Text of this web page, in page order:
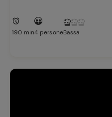
190 min4 personeBassa